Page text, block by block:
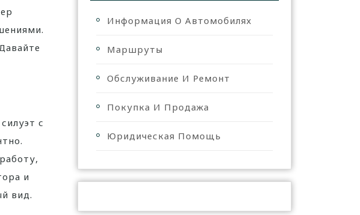
с
и
вид.
Информация О Автомобилях
Маршруты
Обслуживание И Ремонт
Покупка И Продажа
Юридическая Помощь